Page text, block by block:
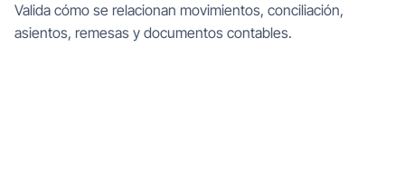
Valida cómo se relacionan movimientos, conciliación,
asientos, remesas y documentos contables.